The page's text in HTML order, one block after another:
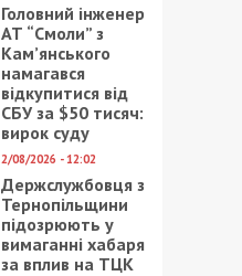
Головний інженер
АТ “Смоли” з
Кам’янського
намагався
відкупитися від
СБУ за $50 тисяч:
вирок суду
2/08/2026 - 12:02
Держслужбовця з
Тернопільщини
підозрюють у
вимаганні хабаря
за вплив на ТЦК